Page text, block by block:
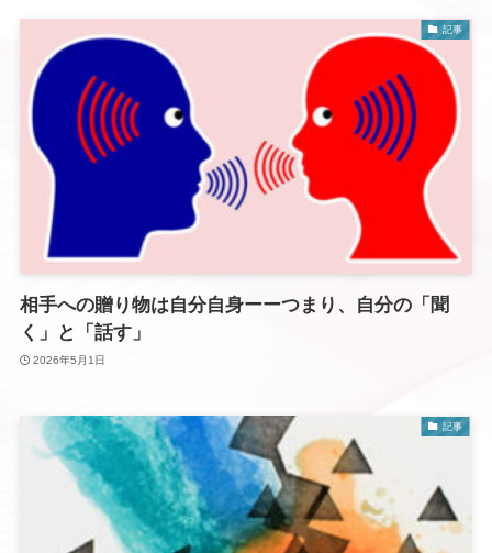
記事
相手への贈り物は自分自身ーーつまり、自分の「聞
く」と「話す」
2026年5月1日
記事